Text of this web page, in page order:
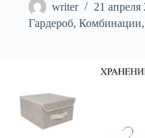
writer
21 апреля
Гардероб, Комбинации,